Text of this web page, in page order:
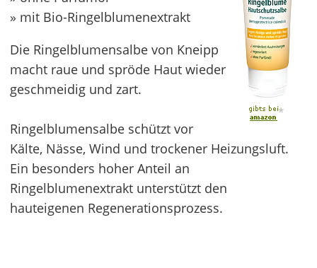
*
» mit Bio-Ringelblumenextrakt
Die Ringelblumensalbe von Kneipp
macht raue und spröde Haut wieder
geschmeidig und zart.
Ringelblumensalbe schützt vor
Kälte, Nässe, Wind und trockener Heizungsluft.
Ein besonders hoher Anteil an
Ringelblumenextrakt unterstützt den
hauteigenen Regenerationsprozess.